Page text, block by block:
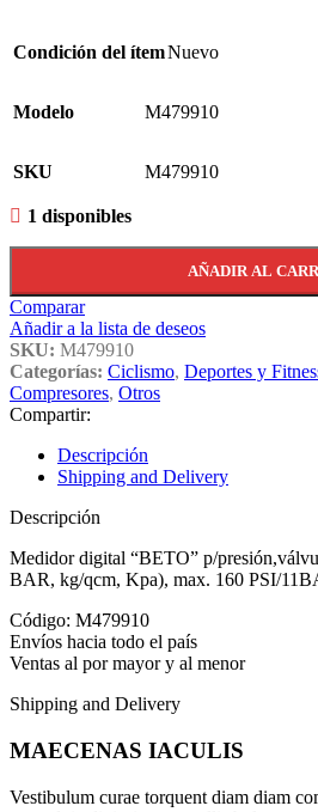
Condición del ítemNuevo
Modelo M479910
SKU M479910
1 disponibles
AÑADIR AL
Comparar
Añadir a la lista de deseos
SKU: M479910
Categorías: Ciclismo, Deportes y
Compresores, Otros
Compartir:
Descripción
Shipping and Delivery
Descripción
Medidor digital “BETO” p/
BAR, kg/qcm, Kpa), max. 160 PSI/
Código: M479910
Envíos hacia todo el país
Ventas al por mayor y al menor
Shipping and Delivery
MAECENAS IACULIS
Vestibulum curae torquent diam diam